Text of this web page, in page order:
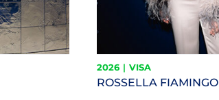
2026 | VISA
ROSSELLA FIAMINGO